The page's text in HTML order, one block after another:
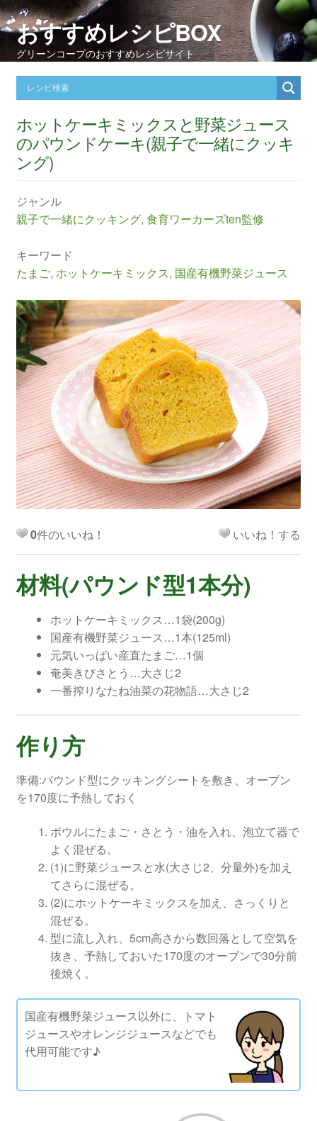
おすすめレシピBOX
グリーンコープのおすすめレシピサイト
ホットケーキミックスと野菜ジュース
のパウンドケーキ(親子で一緒にクッキ
ング)
ジャンル
親子で一緒にクッキング, 食育ワーカーズten監修
キーワード
たまご, ホットケーキミックス, 国産有機野菜ジュース
0件のいいね！ いいね！する
材料(パウンド型1本分)
ホットケーキミックス…1袋(200g)
国産有機野菜ジュース…1本(125ml)
元気いっぱい産直たまご…1個
奄美きびさとう…大さじ2
一番搾りなたね油菜の花物語…大さじ2
作り方
準備:パウンド型にクッキングシートを敷き、オーブン
を170度に予熱しておく
ボウルにたまご・さとう・油を入れ、泡立て器で
よく混ぜる。
(1)に野菜ジュースと水(大さじ2、分量外)を加え
てさらに混ぜる。
(2)にホットケーキミックスを加え、さっくりと
混ぜる。
型に流し入れ、5cm高さから数回落として空気を
抜き、予熱しておいた170度のオーブンで30分前
後焼く。
国産有機野菜ジュース以外に、トマト
ジュースやオレンジジュースなどでも
代用可能です♪